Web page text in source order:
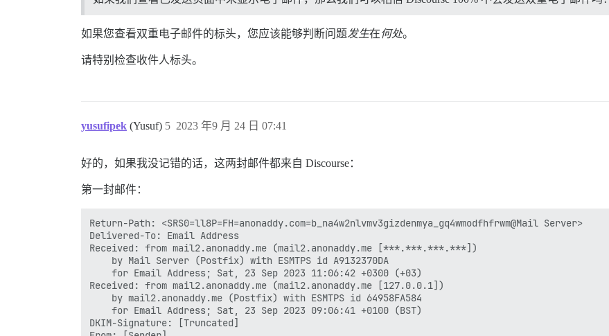
如果您查看双重电子邮件的标头，您应该能够判断问题发生在何处。
请特别检查收件人标头。
yusufipek (Yusuf) 2023 年9 月 24 日 07:41
5
好的，如果我没记错的话，这两封邮件都来自 Discourse：
第一封邮件：
Return-Path: <SRS0=ll8P=FH=anonaddy.com=b_na4w2nlvmv3gizdenmya_gq4wmodfhfrwm@Mail Server>
Delivered-To: Email Address
Received: from mail2.anonaddy.me (mail2.anonaddy.me [***.***.***.***])
Received: from mail2.anonaddy.me (mail2.anonaddy.me [127.0.0.1])
DKIM-Signature: [Truncated]